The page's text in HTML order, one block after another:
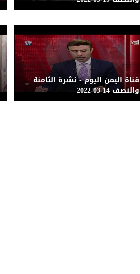
قناة اليمن اليوم - نشرة الثامنة
والنصف 14-03-2022